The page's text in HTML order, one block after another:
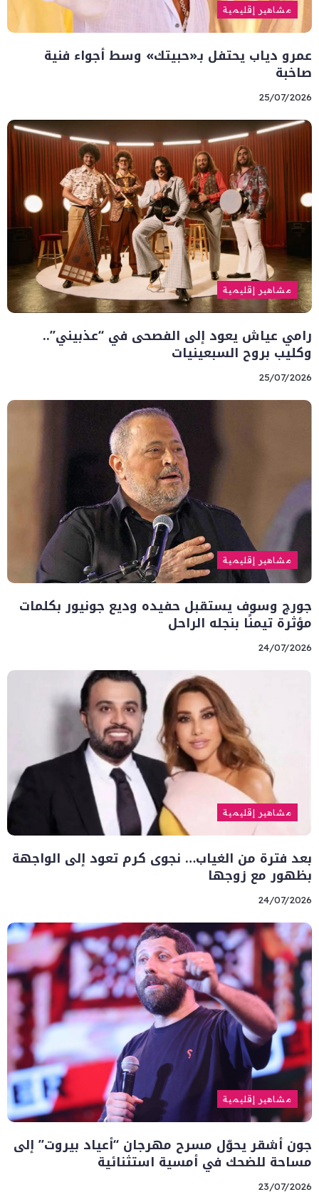
مشاهير إقليمية
عمرو دياب يحتفل بـ«حبيتك» وسط أجواء فنية
صاخبة
25/07/2026
مشاهير إقليمية
رامي عياش يعود إلى الفصحى في “عذبيني”..
وكليب بروح السبعينيات
25/07/2026
مشاهير إقليمية
جورج وسوف يستقبل حفيده وديع جونيور بكلمات
مؤثرة تيمنًا بنجله الراحل
24/07/2026
مشاهير إقليمية
بعد فترة من الغياب… نجوى كرم تعود إلى الواجهة
بظهور مع زوجها
24/07/2026
مشاهير إقليمية
جون أشقر يحوّل مسرح مهرجان “أعياد بيروت” إلى
مساحة للضحك في أمسية استثنائية
23/07/2026